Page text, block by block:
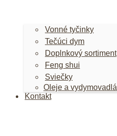
Vonné tyčinky
Tečúci dym
Doplnkový sortiment
Feng shui
Sviečky
Oleje a vydymovadlá
Kontakt